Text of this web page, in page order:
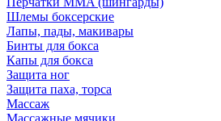
Шлемы боксерские
Лапы, пады, макивары
Бинты для бокса
Капы для бокса
Защита ног
Защита паха, торса
Массаж
Массажные мячики